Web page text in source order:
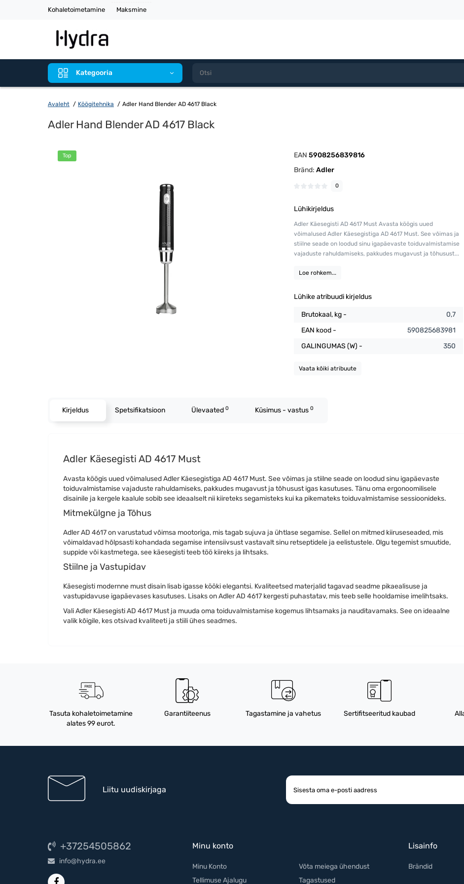
Kohaletoimetamine Maksmine
Kategooria
Avaleht Köögitehnika Adler Hand Blender AD 4617 Black
Adler Hand Blender AD 4617 Black
Top EAN5908256839816
Bränd:Adler
0
Lühikirjeldus
Adler Käesegisti AD 4617 Must Avasta köögis uued
võimalused Adler Käesegistiga AD 4617 Must. See võimas ja
stiilne seade on loodud sinu igapäevaste toiduvalmistamise
vajaduste rahuldamiseks, pakkudes mugavust ja tõhusust...
Loe rohkem...
Lühike atribuudi kirjeldus
Brutokaal, kg -
0,7
EAN kood -
590825683981
GALINGUMAS (W) -
350
Vaata kõiki atribuute
Kirjeldus Spetsifikatsioon Ülevaated 0 Küsimus - vastus 0
Adler Käesegisti AD 4617 Must
Avasta köögis uued võimalused Adler Käesegistiga AD 4617 Must. See võimas ja stiilne seade on loodud sinu igapäevaste
toiduvalmistamise vajaduste rahuldamiseks, pakkudes mugavust ja tõhusust igas kasutuses. Tänu oma ergonoomilisele
disainile ja kergele kaalule sobib see ideaalselt nii kiireteks segamisteks kui ka pikemateks toiduvalmistamise sessioonideks.
Mitmekülgne ja Tõhus
Adler AD 4617 on varustatud võimsa mootoriga, mis tagab sujuva ja ühtlase segamise. Sellel on mitmed kiiruseseaded, mis
võimaldavad hõlpsasti kohandada segamise intensiivsust vastavalt sinu retseptidele ja eelistustele. Olgu tegemist smuutide,
suppide või kastmetega, see käesegisti teeb töö kiireks ja lihtsaks.
Stiilne ja Vastupidav
Käesegisti modernne must disain lisab igasse kööki elegantsi. Kvaliteetsed materjalid tagavad seadme pikaealisuse ja
vastupidavuse igapäevases kasutuses. Lisaks on Adler AD 4617 kergesti puhastatav, mis teeb selle hooldamise imelihtsaks.
Vali Adler Käesegisti AD 4617 Must ja muuda oma toiduvalmistamise kogemus lihtsamaks ja nauditavamaks. See on ideaalne
valik kõigile, kes otsivad kvaliteeti ja stiili ühes seadmes.
Tasuta kohaletoimetamine
alates 99 eurot.
Garantiiteenus Tagastamine ja vahetus Sertifitseeritud kaubad
Liitu uudiskirjaga
+37254505862
info@hydra.ee
Minu konto
Minu Konto
Tellimuse Ajalugu
Võta meiega ühendust
Tagastused
Lisainfo
Brändid